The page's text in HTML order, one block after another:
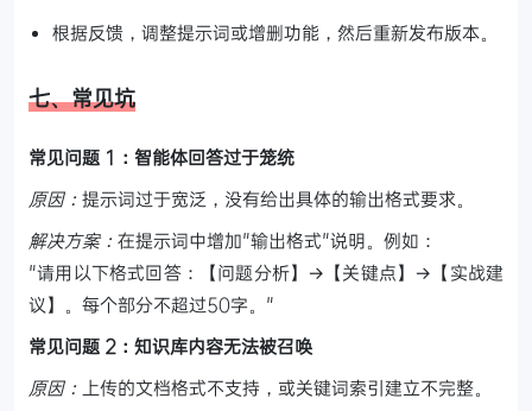
根据反馈，调整提示词或增删功能，然后重新发布版本。
七、常见坑
常见问题 1：智能体回答过于笼统
原因： 提示词过于宽泛，没有给出具体的输出格式要求。
解决方案： 在提示词中增加"输出格式"说明。例如：
"请用以下格式回答：【问题分析】→【关键点】→【实战建
议】。每个部分不超过50字。"
常见问题 2：知识库内容无法被召唤
原因： 上传的文档格式不支持，或关键词索引建立不完整。